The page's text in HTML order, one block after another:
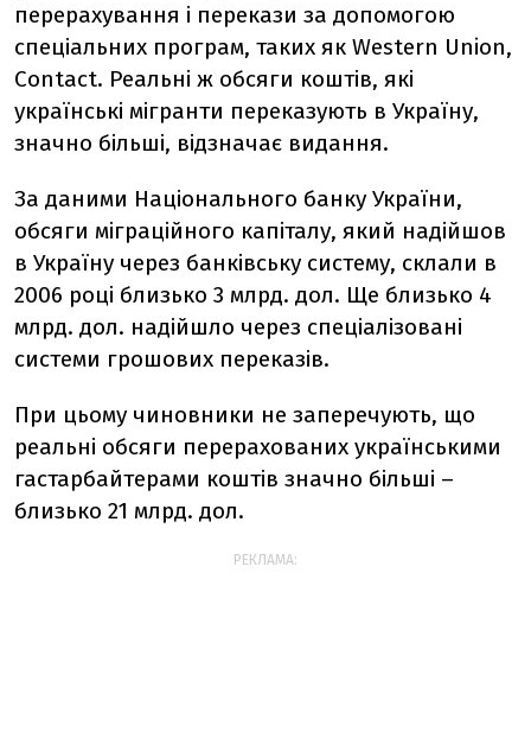
перерахування і перекази за допомогою
спеціальних програм, таких як Western Union,
Contact. Реальні ж обсяги коштів, які
українські мігранти переказують в Україну,
значно більші, відзначає видання.
За даними Національного банку України,
обсяги міграційного капіталу, який надійшов
в Україну через банківську систему, склали в
2006 році близько 3 млрд. дол. Ще близько 4
млрд. дол. надійшло через спеціалізовані
системи грошових переказів.
При цьому чиновники не заперечують, що
реальні обсяги перерахованих українськими
гастарбайтерами коштів значно більші –
близько 21 млрд. дол.
РЕКЛАМА: